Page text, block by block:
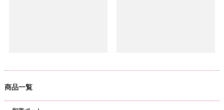
商品一覧